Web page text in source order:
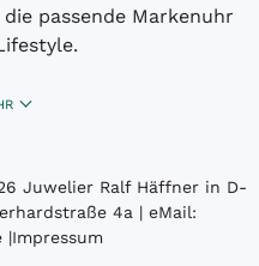
passende Markenuhr
Juwelier Ralf Häffner in D-
4a | eMail:
|Impressum